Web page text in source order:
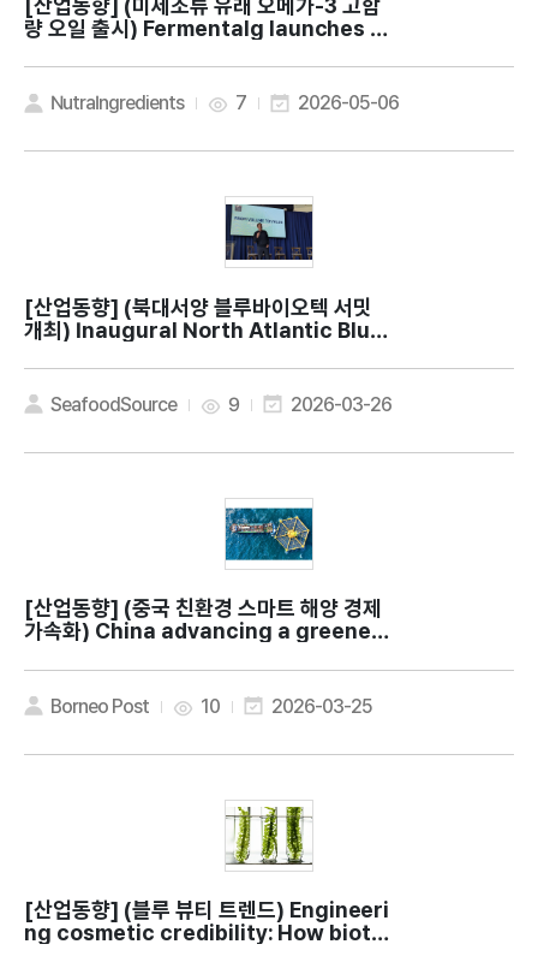
[산업동향]
량 오일 출시) Fermentalg launches hi
NutraIngredients 7 2026-05-06
[산업동향]
개최) Inaugural North Atlantic Blue
eafood industry via tech innovatio
n SeafoodSource 9 2026-03-26
[산업동향]
가속화) China advancing a greener,
Borneo Post 10 2026-03-25
[산업동향]
ng cosmetic credibility: How biote